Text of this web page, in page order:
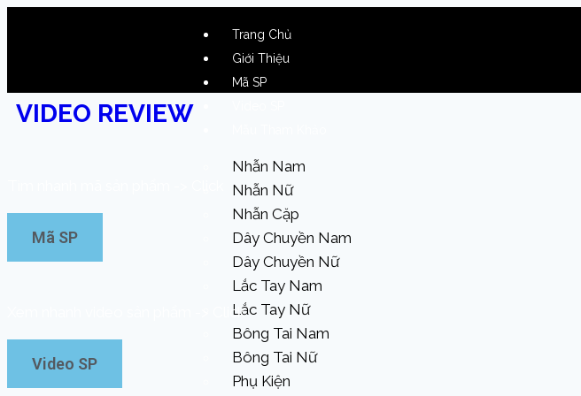
Trang Chủ
Giới Thiệu
Mã SP
Nhẫn Nam
Nhẫn Nữ
Nhẫn Cặp
Dây Chuyền Nam
Dây Chuyền Nữ
Lắc Tay Nam
Lắc Tay Nữ
Bông Tai Nam
Bông Tai Nữ
Phụ Kiện
VIDEO REVIEW
Mã SP
Xem nhanh video sản phẩm -> Click
Video SP